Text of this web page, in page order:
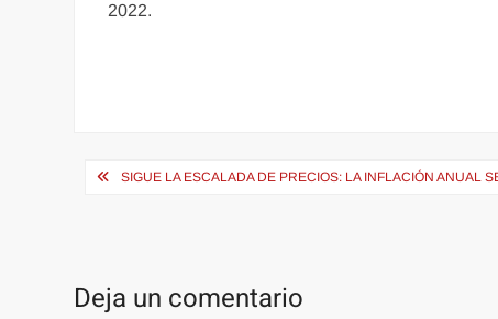
2022.
Navegación
SIGUE LA ESCALADA DE PRECIOS: LA INFLACIÓN ANUAL
Deja un comentario